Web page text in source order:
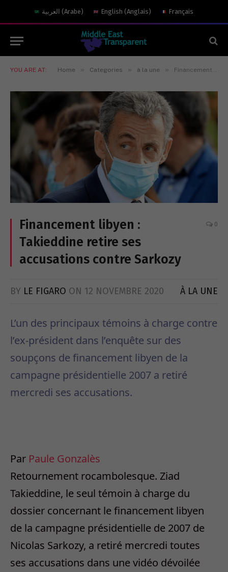
العربية (Arabe) English (Anglais) Français
YOU ARE AT: Home » Categories » à la une » Financement libyen : Takieddine retire ses accusations contre Sarkozy
Financement libyen :
Takieddine retire ses
accusations contre Sarkozy
0
BY LE FIGARO ON 12 NOVEMBRE 2020 À LA UNE
L’un des principaux témoins à charge contre
l’ex-président dans l’enquête sur des
soupçons de financement libyen de la
campagne présidentielle 2007 a retiré
mercredi ses accusations.
Par Paule Gonzalès
Retournement rocambolesque. Ziad
Takieddine, le seul témoin à charge du
dossier concernant le financement libyen
de la campagne présidentielle de 2007 de
Nicolas Sarkozy, a retiré mercredi toutes
ses accusations dans une vidéo dévoilée